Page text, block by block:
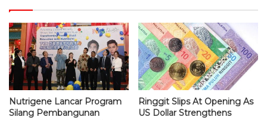
Nutrigene Lancar Program
Silang Pembangunan
Ringgit Slips At Opening As
US Dollar Strengthens